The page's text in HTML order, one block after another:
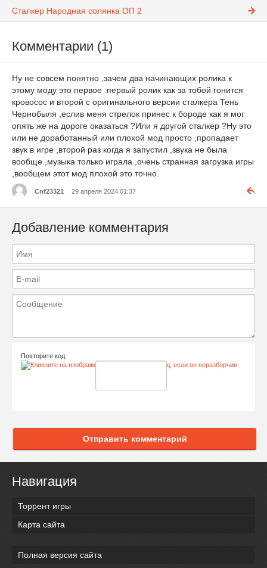
Сталкер Народная солянка ОП 2
Комментарии (1)
Ну не совсем понятно ,зачем два начинающих ролика к
этому моду это первое .первый ролик как за тобой гонится
кровосос и второй с оригинального версии сталкера Тень
Чернобыля ,еслив меня стрелок принес к бороде как я мог
опять же на дороге оказаться ?Или я другой сталкер ?Ну это
или не доработанный или плохой мод просто ,пропадает
звук в игре ,второй раз когда я запустил ,звука не была
вообще ,музыка только играла ,очень странная загрузка игры
,вообщем этот мод плохой это точно.
Cnf23321 29 апреля 2024 01:37
Добавление комментария
Повторите код:
Отправить комментарий
Навигация
Торрент игры
Карта сайта
Полная версия сайта